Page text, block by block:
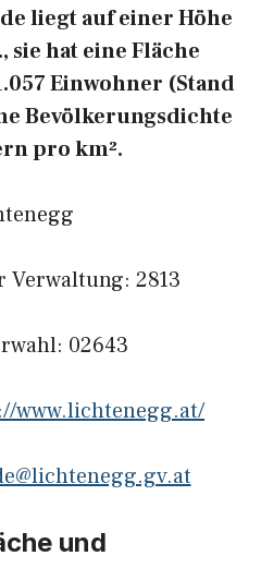
liegt auf einer Höhe
sie hat eine Fläche
Einwohner (Stand
Bevölkerungsdichte
pro km².
Verwaltung: 2813
02643
www.lichtenegg.at/
und